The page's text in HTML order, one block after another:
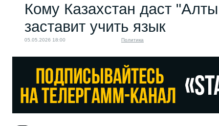
Кому Казахстан даст
заставит учить язык
05.05.2026 18:00 Политика